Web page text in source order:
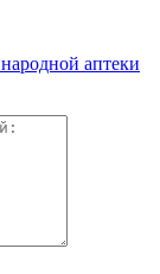
аптеки